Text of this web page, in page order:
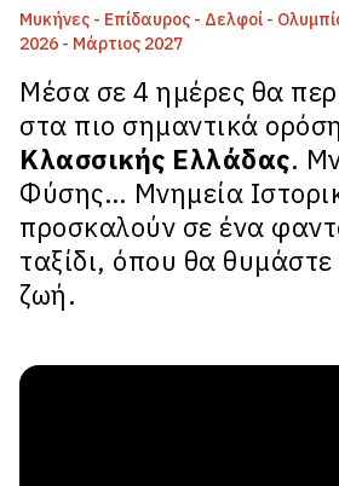
Μυκήνες - Επίδαυρος - Δελφοί -
2026 - Μάρτιος 2027
Μέσα σε 4 ημέρες θα
στα πιο σημαντικά
Κλασσικής Ελλάδας.
Φύσης… Μνημεία
προσκαλούν σε ένα
ταξίδι, όπου θα
ζωή.